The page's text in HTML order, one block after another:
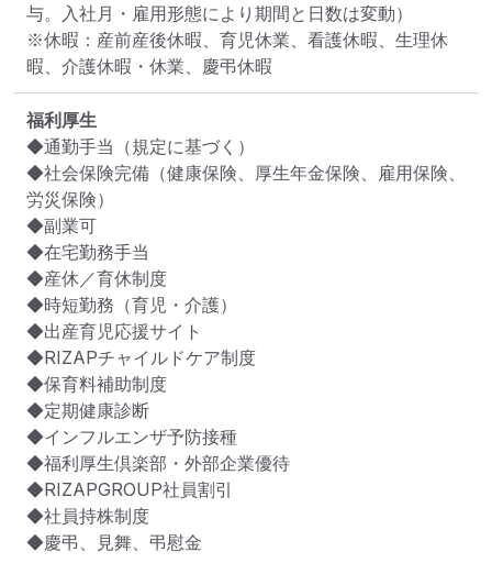
与。入社月・雇用形態により期間と日数は変動）
※休暇：産前産後休暇、育児休業、看護休暇、生理休
暇、介護休暇・休業、慶弔休暇
福利厚生
◆通勤手当（規定に基づく）
◆社会保険完備（健康保険、厚生年金保険、雇用保険、
労災保険）
◆副業可
◆在宅勤務手当
◆産休／育休制度
◆時短勤務（育児・介護）
◆出産育児応援サイト
◆RIZAPチャイルドケア制度
◆保育料補助制度
◆定期健康診断
◆インフルエンザ予防接種
◆福利厚生倶楽部・外部企業優待
◆RIZAPGROUP社員割引
◆社員持株制度
◆慶弔、見舞、弔慰金